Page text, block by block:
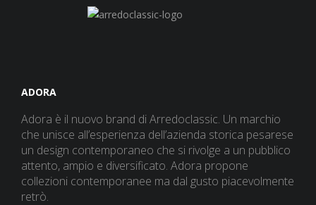
ADORA
Adora è il nuovo brand di Arredoclassic. Un marchio
che unisce all’esperienza dell’azienda storica pesarese
un design contemporaneo che si rivolge a un pubblico
attento, ampio e diversificato. Adora propone
collezioni contemporanee ma dal gusto piacevolmente
retrò.